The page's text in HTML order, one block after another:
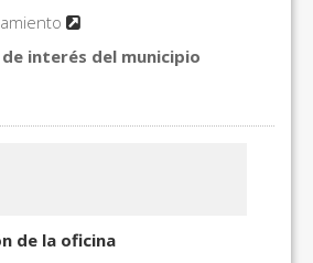
interés del municipio
de la oficina